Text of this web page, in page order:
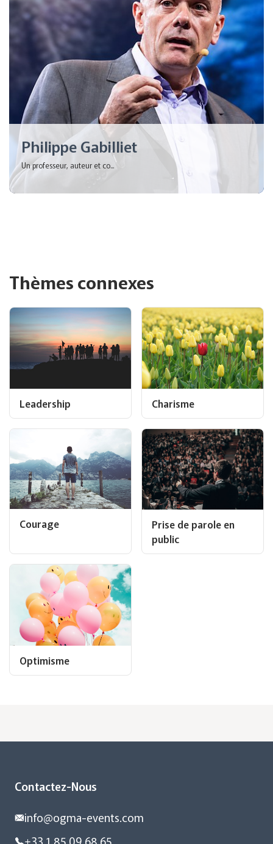
Philippe Gabilliet
Un professeur, auteur et co...
Thèmes connexes
Leadership Charisme
Courage
Prise de parole en
public
Optimisme
Contactez-Nous
info@ogma-events.com